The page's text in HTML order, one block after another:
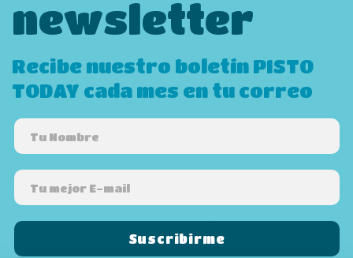
newsletter
Recibe nuestro boletín PISTO
TODAY cada mes en tu correo